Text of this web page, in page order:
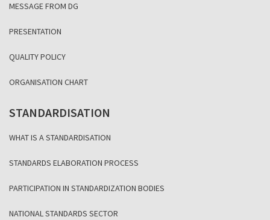
MESSAGE FROM DG
PRESENTATION
QUALITY POLICY
ORGANISATION CHART
STANDARDISATION
WHAT IS A STANDARDISATION
STANDARDS ELABORATION PROCESS
PARTICIPATION IN STANDARDIZATION BODIES
NATIONAL STANDARDS SECTOR